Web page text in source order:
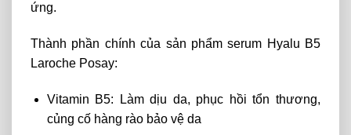
ứng.
Thành phần chính của sản phẩm serum Hyalu B5
Laroche Posay:
Vitamin B5: Làm dịu da, phục hồi tổn thương,
củng cố hàng rào bảo vệ da